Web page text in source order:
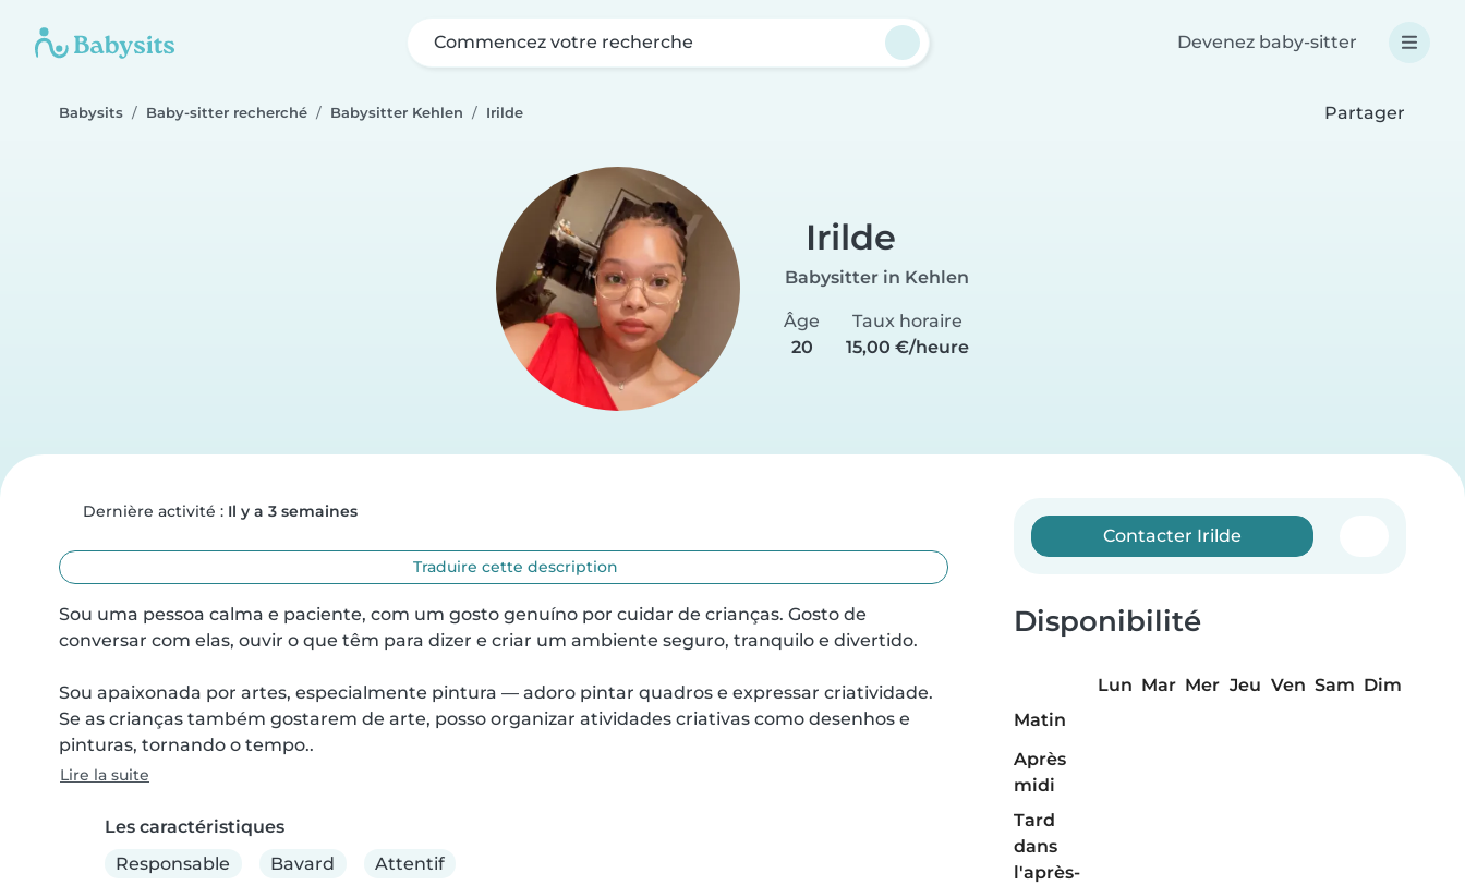
Commencez votre recherche Devenez baby-sitter
Babysits Baby-sitter recherché Babysitter Kehlen Irilde Partager
Irilde
Babysitter in Kehlen
Âge
20
Taux horaire
15,00 €/heure
Dernière activité : Il y a 3 semaines
Traduire cette description
Sou uma pessoa calma e paciente, com um gosto genuíno por cuidar de crianças. Gosto de
conversar com elas, ouvir o que têm para dizer e criar um ambiente seguro, tranquilo e divertido.
Sou apaixonada por artes, especialmente pintura — adoro pintar quadros e expressar criatividade.
Se as crianças também gostarem de arte, posso organizar atividades criativas como desenhos e
pinturas, tornando o tempo..
Lire la suite
Les caractéristiques
Responsable
Bavard Attentif
Contacter Irilde
Disponibilité
Lun Mar Mer Jeu Ven Sam Dim
Matin
Après
midi
Tard
dans
l'après-